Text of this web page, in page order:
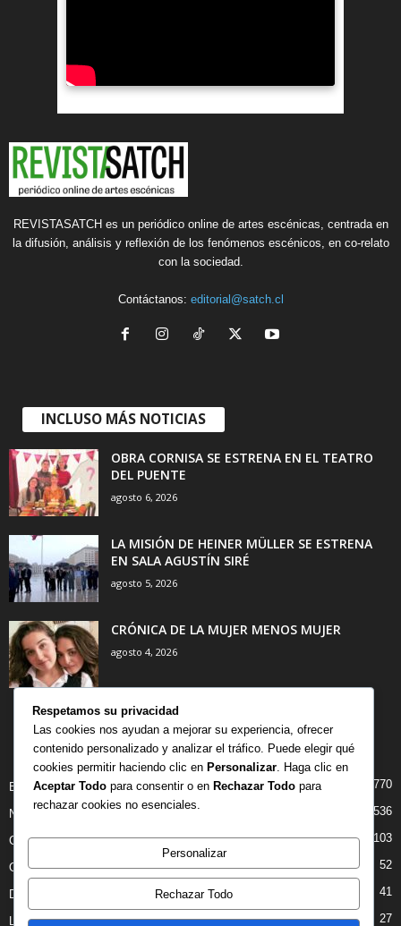
REVISTASATCH es un periódico online de artes escénicas, centrada en
la difusión, análisis y reflexión de los fenómenos escénicos, en co-relato
con la sociedad.
Contáctanos: editorial@satch.cl
INCLUSO MÁS NOTICIAS
OBRA CORNISA SE ESTRENA EN EL TEATRO
DEL PUENTE
agosto 6, 2026
LA MISIÓN DE HEINER MÜLLER SE ESTRENA
EN SALA AGUSTÍN SIRÉ
agosto 5, 2026
CRÓNICA DE LA MUJER MENOS MUJER
agosto 4, 2026
CATEGORÍA POPULAR
BIBLIOTECA 770
NOTICIAS 536
CRITICAS 103
OPINION 52
DANZA 41
LIBROS 27
Respetamos su privacidad
Las cookies nos ayudan a mejorar su experiencia, ofrecer
contenido personalizado y analizar el tráfico. Puede elegir qué
cookies permitir haciendo clic en Personalizar . Haga clic en
Aceptar Todo para consentir o en Rechazar Todo para
rechazar cookies no esenciales.
Personalizar
Rechazar Todo